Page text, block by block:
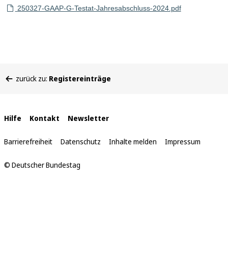
250327-GAAP-G-Testat-Jahresabschluss-2024.pdf
befinden
zurück zu: Registereinträge
Interne
Links
Hilfe Kontakt Newsletter
Barrierefreiheit Datenschutz Inhalte melden Impressum
© Deutscher Bundestag